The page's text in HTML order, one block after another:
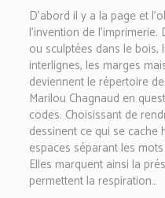
D’abord il y a la page et
l’invention de
ou sculptées dans le bois,
interlignes, les marges
deviennent le répertoire
Marilou Chagnaud en
codes. Choisissant de
dessinent ce qui se cache
espaces séparant les
Elles marquent ainsi la
permettent la respiration…